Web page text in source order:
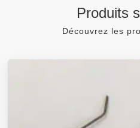
Produits
Découvrez les